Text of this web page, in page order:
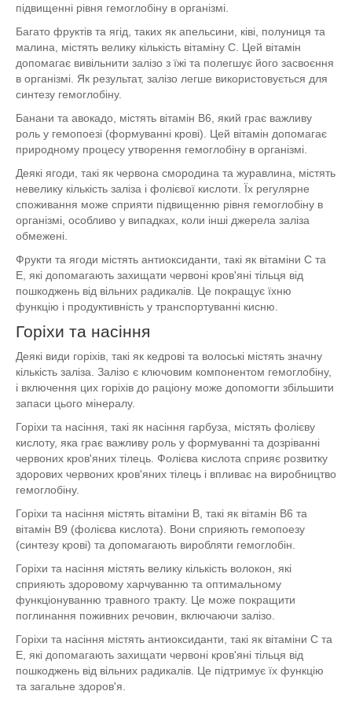
підвищенні рівня гемоглобіну в організмі.
Багато фруктів та ягід, таких як апельсини, ківі, полуниця та
малина, містять велику кількість вітаміну C. Цей вітамін
допомагає вивільнити залізо з їжі та полегшує його засвоєння
в організмі. Як результат, залізо легше використовується для
синтезу гемоглобіну.
Банани та авокадо, містять вітамін B6, який грає важливу
роль у гемопоезі (формуванні крові). Цей вітамін допомагає
природному процесу утворення гемоглобіну в організмі.
Деякі ягоди, такі як червона смородина та журавлина, містять
невелику кількість заліза і фолієвої кислоти. Їх регулярне
споживання може сприяти підвищенню рівня гемоглобіну в
організмі, особливо у випадках, коли інші джерела заліза
обмежені.
Фрукти та ягоди містять антиоксиданти, такі як вітаміни C та
E, які допомагають захищати червоні кров'яні тільця від
пошкоджень від вільних радикалів. Це покращує їхню
функцію і продуктивність у транспортуванні кисню.
Горіхи та насіння
Деякі види горіхів, такі як кедрові та волоські містять значну
кількість заліза. Залізо є ключовим компонентом гемоглобіну,
і включення цих горіхів до раціону може допомогти збільшити
запаси цього мінералу.
Горіхи та насіння, такі як насіння гарбуза, містять фолієву
кислоту, яка грає важливу роль у формуванні та дозріванні
червоних кров'яних тілець. Фолієва кислота сприяє розвитку
здорових червоних кров'яних тілець і впливає на виробництво
гемоглобіну.
Горіхи та насіння містять вітаміни B, такі як вітамін B6 та
вітамін B9 (фолієва кислота). Вони сприяють гемопоезу
(синтезу крові) та допомагають виробляти гемоглобін.
Горіхи та насіння містять велику кількість волокон, які
сприяють здоровому харчуванню та оптимальному
функціонуванню травного тракту. Це може покращити
поглинання поживних речовин, включаючи залізо.
Горіхи та насіння містять антиоксиданти, такі як вітаміни C та
E, які допомагають захищати червоні кров'яні тільця від
пошкоджень від вільних радикалів. Це підтримує їх функцію
та загальне здоров'я.